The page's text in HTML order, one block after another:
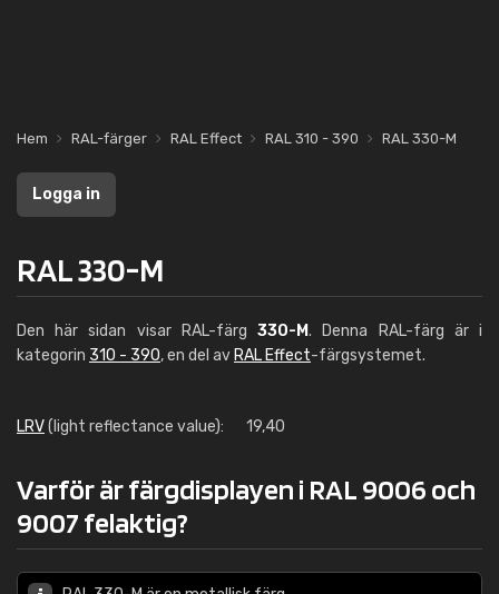
Hem RAL-färger RAL Effect RAL 310 - 390 RAL 330-M
Logga in
RAL 330-M
Den här sidan visar RAL-färg330-M. Denna RAL-färg är i
kategorin 310 - 390, en del av RAL Effect-färgsystemet.
LRV(light reflectance value): 19,40
Varför är färgdisplayen i RAL 9006 och
9007 felaktig?